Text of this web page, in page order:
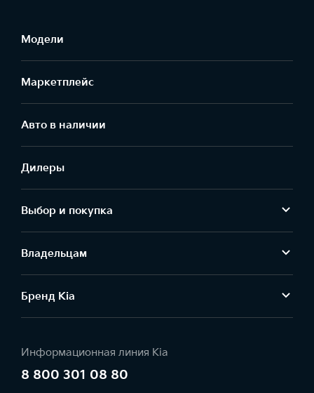
Модели
Маркетплейс
Aвто в наличии
Дилеры
Выбор и покупка
Владельцам
Бренд Kia
Информационная линия Kia
8 800 301 08 80